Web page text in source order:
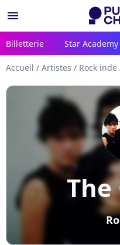
menu
Billetterie Star Academy
Accueil / Artistes / Rock inde